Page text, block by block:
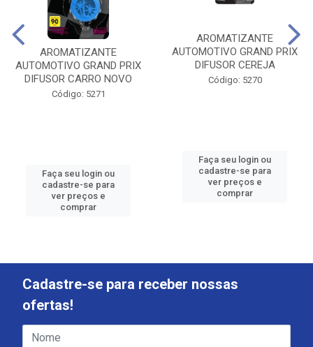
AROMATIZANTE
AUTOMOTIVO GRAND PRIX
DIFUSOR CARRO NOVO
Código: 5271
Faça seu login ou
cadastre-se para
ver preços e
comprar
AROMATIZANTE
AUTOMOTIVO GRAND PRIX
DIFUSOR CEREJA
Código: 5270
Faça seu login ou
cadastre-se para
ver preços e
comprar
Cadastre-se para receber nossas
ofertas!